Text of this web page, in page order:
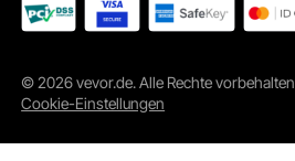
© 2026 vevor.de. Alle Rechte vorbehalten
Cookie-Einstellungen